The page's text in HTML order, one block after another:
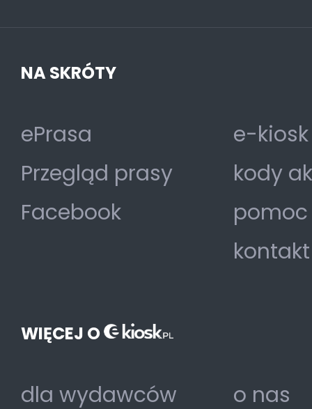
NA SKRÓTY
ePrasa
Przegląd prasy
Facebook
e-
kody
pomoc
kontakt
WIĘCEJ O
dla wydawców o nas